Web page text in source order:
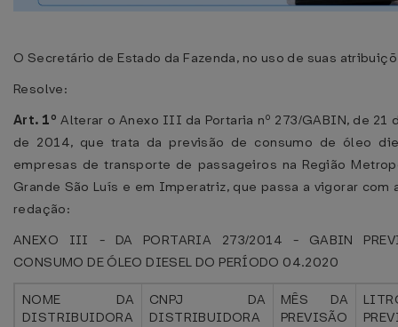
O Secretário de Estado da Fazenda, no uso de suas
Resolve:
Art. 1º Alterar o Anexo III da Portaria nº 273/GABIN, de 21
de 2014, que trata da previsão de consumo de óleo
empresas de transporte de passageiros na Região
Grande São Luís e em Imperatriz, que passa a vigorar com
redação:
ANEXO III - DA PORTARIA 273/2014 - GABIN
CONSUMO DE ÓLEO DIESEL DO PERÍODO 04.2020
NOME DA
DISTRIBUIDORA
CNPJ DA
DISTRIBUIDORA
MÊS DA
PREVISÃO